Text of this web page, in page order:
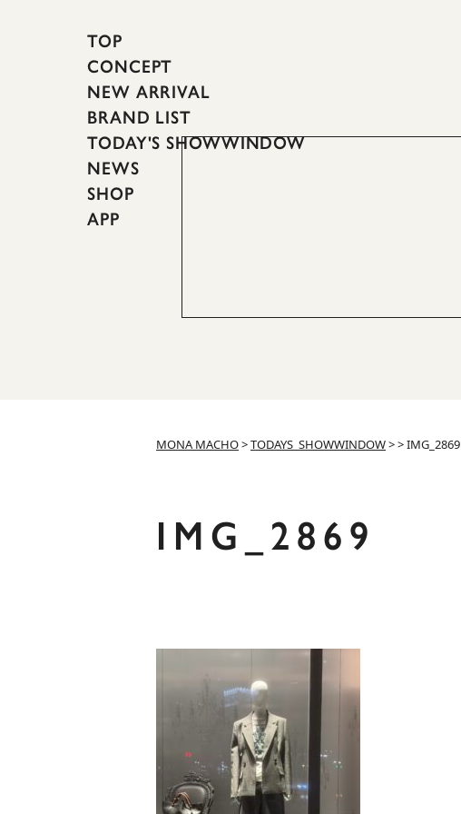
TOP
CONCEPT
NEW ARRIVAL
BRAND LIST
TODAY'S SHOWWINDOW
NEWS
SHOP
APP
MONA MACHO>TODAYS_SHOWWINDOW>>IMG_2869
IMG_2869